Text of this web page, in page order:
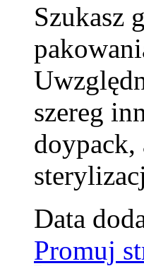
Szukasz
szereg
doypack,
Data
Promuj